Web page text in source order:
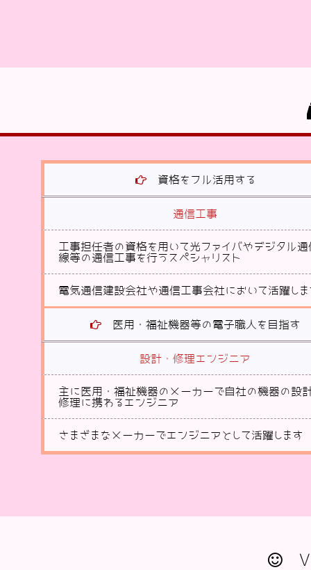
資格をフル活用する
通信工事
工事担任者の資格を用いて光ファイバやデジタル通
線等の通信工事を行うスペシャリスト
電気通信建設会社や通信工事会社において活躍しま
医用・福祉機器等の電子職人を目指す
設計・修理エンジニア
主に医用・福祉機器のメーカーで自社の機器の設
修理に携わるエンジニア
さまざまなメーカーでエンジニアとして活躍します